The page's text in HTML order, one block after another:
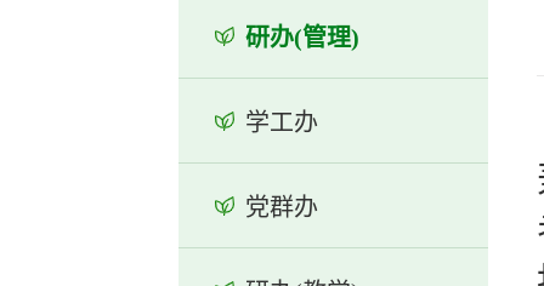
研办(管理)
学工办
党群办